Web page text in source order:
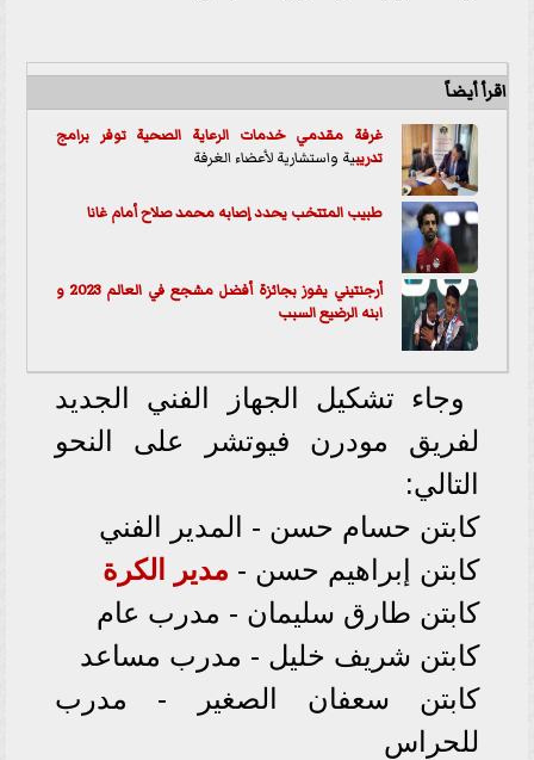
اقرأ أيضاً
غرفة مقدمي خدمات الرعاية الصحية توفر برامج
تدريبية واستشارية لأعضاء الغرفة
طبيب المتتخب يحدد إصابه محمد صلاح أمام غانا
أرجنتيني يفوز بجائزة أفضل مشجع في العالم 2023 و
ابنه الرضيع السبب
وجاء تشكيل الجهاز الفني الجديد
لفريق مودرن فيوتشر على النحو
التالي:
كابتن حسام حسن - المدير الفني
كابتن إبراهيم حسن - مدير الكرة
كابتن طارق سليمان - مدرب عام
كابتن شريف خليل - مدرب مساعد
كابتن سعفان الصغير - مدرب
للحراس